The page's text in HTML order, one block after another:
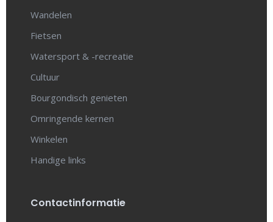
Wandelen
Fietsen
Watersport & -recreatie
Cultuur
Bourgondisch genieten
Omringende kernen
Winkelen
Handige links
Contactinformatie